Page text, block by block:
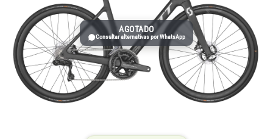
AGOTADO
Consultar alternativas por WhatsApp